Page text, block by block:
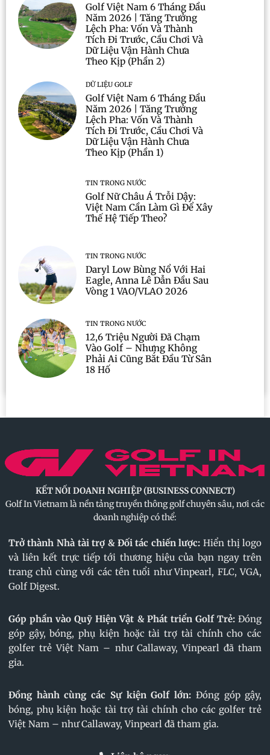
Golf Việt Nam 6 Tháng Đầu
Năm 2026 | Tăng Trưởng
Lệch Pha: Vốn Và Thành
Tích Đi Trước, Cầu Chơi Và
Dữ Liệu Vận Hành Chưa
Theo Kịp (Phần 2)
DỮ LIỆU GOLF
Golf Việt Nam 6 Tháng Đầu
Năm 2026 | Tăng Trưởng
Lệch Pha: Vốn Và Thành
Tích Đi Trước, Cầu Chơi Và
Dữ Liệu Vận Hành Chưa
Theo Kịp (Phần 1)
TIN TRONG NƯỚC
Golf Nữ Châu Á Trỗi Dậy:
Việt Nam Cần Làm Gì Để Xây
Thế Hệ Tiếp Theo?
TIN TRONG NƯỚC
Daryl Low Bùng Nổ Với Hai
Eagle, Anna Lê Dẫn Đầu Sau
Vòng 1 VAO/VLAO 2026
TIN TRONG NƯỚC
12,6 Triệu Người Đã Chạm
Vào Golf – Nhưng Không
Phải Ai Cũng Bắt Đầu Từ Sân
18 Hố
KẾT NỐI DOANH NGHIỆP (BUSINESS CONNECT)
Golf In Vietnam là nền tảng truyền thông golf chuyên sâu, nơi các
doanh nghiệp có thể:
Trở thành Nhà tài trợ & Đối tác chiến lược: Hiển thị logo
và liên kết trực tiếp tới thương hiệu của bạn ngay trên
trang chủ cùng với các tên tuổi như Vinpearl, FLC, VGA,
Golf Digest.
Góp phần vào Quỹ Hiện Vật & Phát triển Golf Trẻ: Đóng
góp gậy, bóng, phụ kiện hoặc tài trợ tài chính cho các
golfer trẻ Việt Nam – như Callaway, Vinpearl đã tham
gia.
Đồng hành cùng các Sự kiện Golf lớn: Đóng góp gậy,
bóng, phụ kiện hoặc tài trợ tài chính cho các golfer trẻ
Việt Nam – như Callaway, Vinpearl đã tham gia.